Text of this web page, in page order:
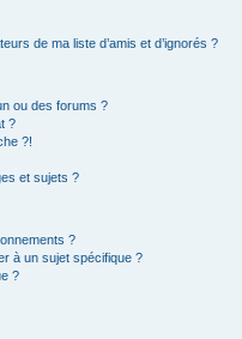
de ma liste d’amis et d’ignorés ?
ou des forums ?
?
?!
et sujets ?
?
à un sujet spécifique ?
?